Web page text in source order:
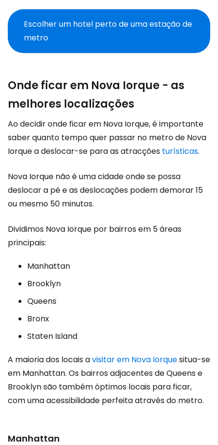
Escolher um hotel perto de uma estação de
metro
Onde ficar em Nova Iorque - as
melhores localizações
Ao decidir onde ficar em Nova Iorque, é importante
saber quanto tempo quer passar no metro de Nova
Iorque a deslocar-se para as atracções turísticas.
Nova Iorque não é uma cidade onde se possa
deslocar a pé e as deslocações podem demorar 15
ou mesmo 50 minutos.
Dividimos Nova Iorque por bairros em 5 áreas
principais:
Manhattan
Brooklyn
Queens
Bronx
Staten Island
A maioria dos locais avisitar em Nova Iorquesitua-se
em Manhattan. Os bairros adjacentes de Queens e
Brooklyn são também óptimos locais para ficar,
com uma acessibilidade perfeita através do metro.
Manhattan